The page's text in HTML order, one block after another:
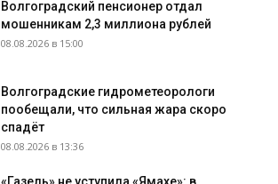
Волгоградский пенсионер отдал
мошенникам 2,3 миллиона рублей
08.08.2026 в 15:00
Волгоградские гидрометеорологи
пообещали, что сильная жара скоро
спадёт
08.08.2026 в 13:36
«Газель» не уступила «Ямахе»: в